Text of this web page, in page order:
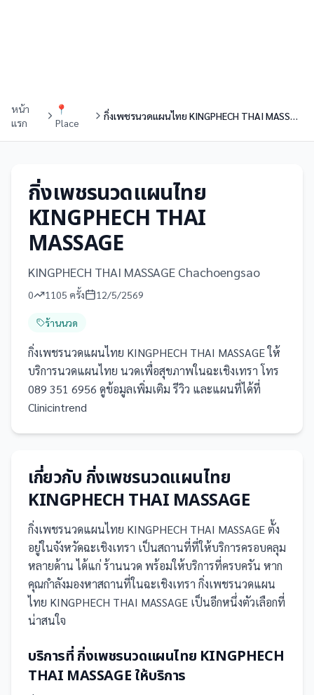
หน้า
แรก
📍
Place
กิ่งเพชรนวดแผนไทย KINGPHECH THAI MASSAGE
กิ่งเพชรนวดแผนไทย
KINGPHECH THAI
MASSAGE
KINGPHECH THAI MASSAGE Chachoengsao
0 1105 ครั้ง 12/5/2569
ร้านนวด
กิ่งเพชรนวดแผนไทย KINGPHECH THAI MASSAGE ให้
บริการนวดแผนไทย นวดเพื่อสุขภาพในฉะเชิงเทรา โทร
089 351 6956 ดูข้อมูลเพิ่มเติม รีวิว และแผนที่ได้ที่
Clinicintrend
เกี่ยวกับ กิ่งเพชรนวดแผนไทย
KINGPHECH THAI MASSAGE
กิ่งเพชรนวดแผนไทย KINGPHECH THAI MASSAGEตั้ง
อยู่ในจังหวัดฉะเชิงเทรา เป็นสถานที่ที่ให้บริการครอบคลุม
หลายด้าน ได้แก่ ร้านนวด พร้อมให้บริการที่ครบครัน หาก
คุณกำลังมองหาสถานที่ในฉะเชิงเทรา กิ่งเพชรนวดแผน
ไทย KINGPHECH THAI MASSAGE เป็นอีกหนึ่งตัวเลือกที่
น่าสนใจ
บริการที่ กิ่งเพชรนวดแผนไทย KINGPHECH
THAI MASSAGE ให้บริการ